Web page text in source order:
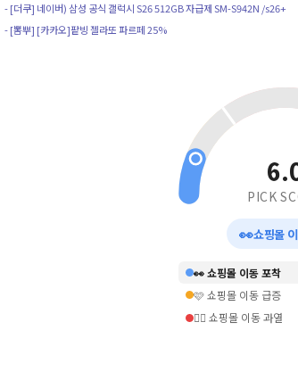
- [더쿠] 네이버) 삼성 공식 갤럭시 S26 512GB 자급제 SM-S942N /s26+
- [뽐뿌] [카카오]팥빙 젤라또 파르페 25%
PICK
👀쇼핑몰
👀 쇼핑몰 이동 포착
🩷 쇼핑몰 이동 급증
❤️‍🔥 쇼핑몰 이동 과열